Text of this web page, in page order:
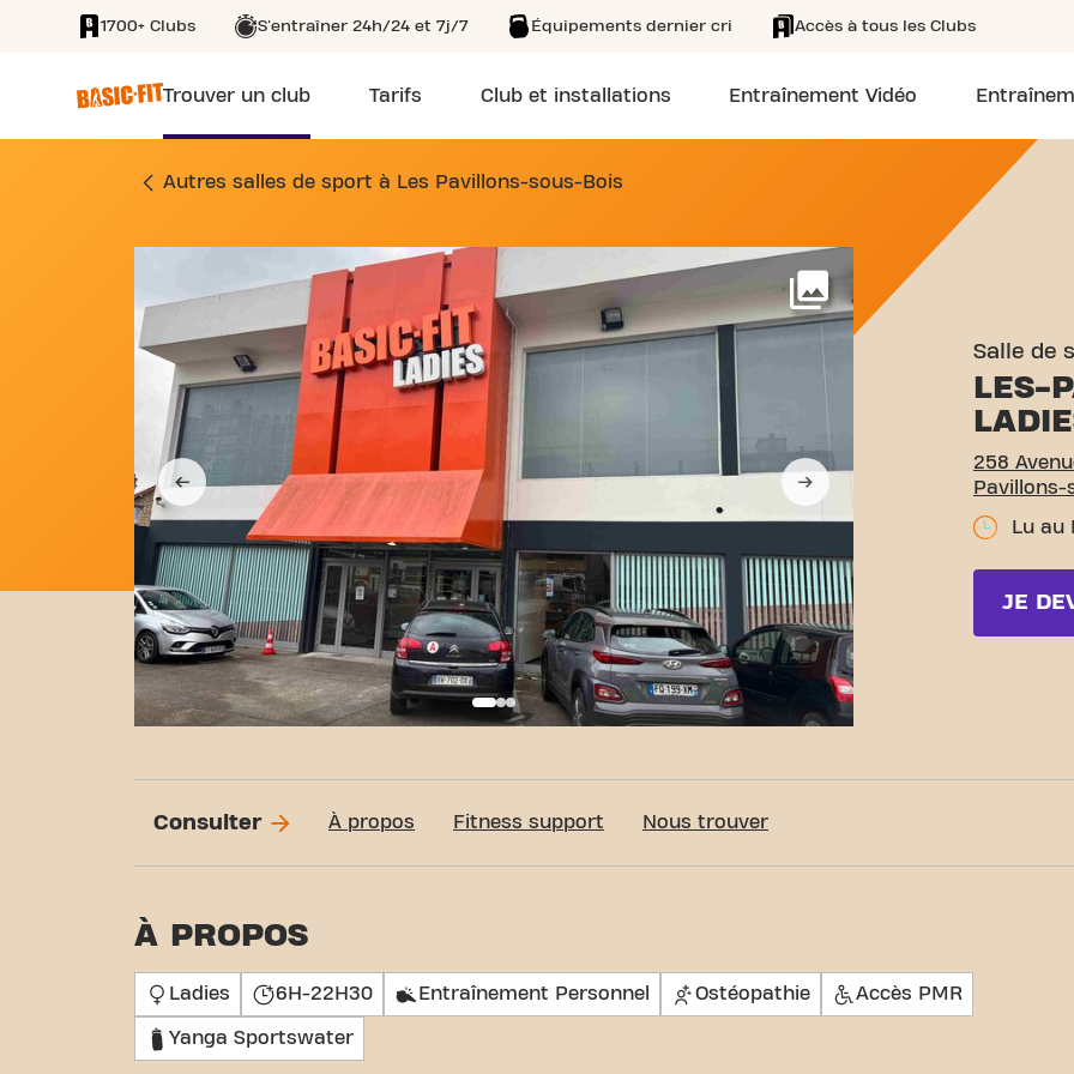
SKIP TO MAIN CONTENT
1700+ Clubs S'entraîner 24h/24 et 7j/7 Équipements dernier cri Accès à tous les Clubs
Trouver un club Tarifs Club et installations Entraînement Vidéo
SALLE DE SPORT 258 AVENUE ARISTIDE
Autres salles de sport à Les Pavillons-sous-Bois
Voir plus
Salle de
LES-
258
Pavillons-
Lu au
JE
Consulter À propos Fitness support Nous trouver
À PROPOS
Ladies 6H-22H30 Entraînement Personnel Ostéopathie Accès PMR
Yanga Sportswater